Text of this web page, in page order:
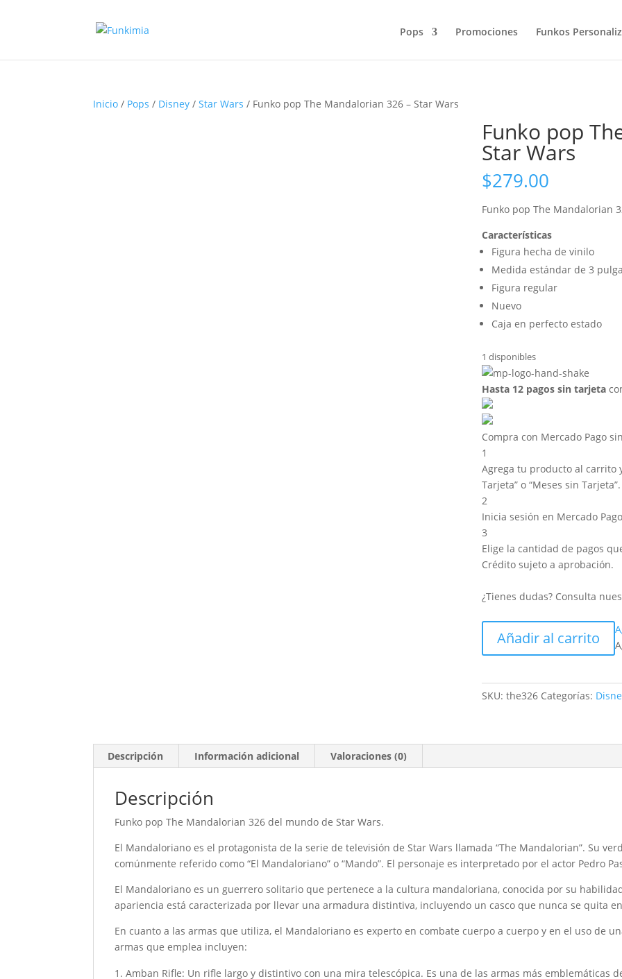
Pops Promociones Funkos
Inicio / Pops / Disney /Star Wars / Funko pop The Mandalorian 326 – Star Wars
Funko pop
Star Wars
$279.00
Funko pop The Mandalorian
Características
Figura hecha de vinilo
Medida estándar de 3
Figura regular
Nuevo
Caja en perfecto estado
1 disponibles
Hasta 12 pagos sin tarjeta
Compra con Mercado Pago
1
Agrega tu producto al carrito
Tarjeta” o “Meses sin Tarjeta”.
2
Inicia sesión en Mercado
3
Elige la cantidad de pagos
Crédito sujeto a aprobación.
¿Tienes dudas? Consulta
pop
The
326
Añadir al carrito
SKU: the326 Categorías:
Descripción Información adicional Valoraciones (0)
Descripción
Funko pop The Mandalorian 326 del mundo de Star Wars.
El Mandaloriano es el protagonista de la serie de televisión de Star Wars llamada “The Mandalorian”. Su
comúnmente referido como “El Mandaloriano” o “Mando”. El personaje es interpretado por el actor Pedro
El Mandaloriano es un guerrero solitario que pertenece a la cultura mandaloriana, conocida por su
apariencia está caracterizada por llevar una armadura distintiva, incluyendo un casco que nunca se quita
En cuanto a las armas que utiliza, el Mandaloriano es experto en combate cuerpo a cuerpo y en el uso de
armas que emplea incluyen:
Amban Rifle: Un rifle largo y distintivo con una mira telescópica. Es una de las armas más emblemáticas